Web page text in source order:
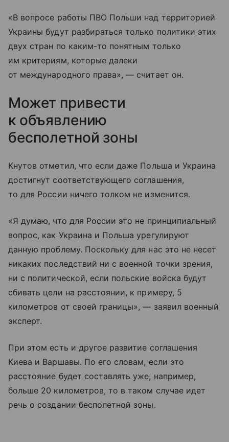
«В вопросе работы ПВО Польши над территорией
Украины будут разбираться только политики этих
двух стран по каким-то понятным только
им критериям, которые далеки
от международного права», — считает он.
Может привести
к объявлению
бесполетной зоны
Кнутов отметил, что если даже Польша и Украина
достигнут соответствующего соглашения,
то для России ничего толком не изменится.
«Я думаю, что для России это не принципиальный
вопрос, как Украина и Польша урегулируют
данную проблему. Поскольку для нас это не несет
никаких последствий ни с военной точки зрения,
ни с политической, если польские войска будут
сбивать цели на расстоянии, к примеру, 5
километров от своей границы», — заявил военный
эксперт.
При этом есть и другое развитие соглашения
Киева и Варшавы. По его словам, если это
расстояние будет составлять уже, например,
больше 20 километров, то в таком случае идет
речь о создании бесполетной зоны.